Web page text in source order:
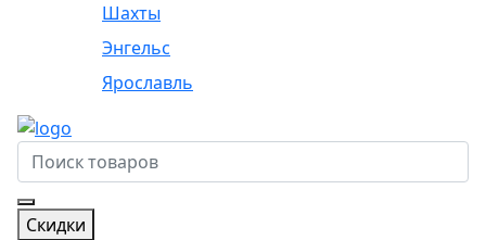
Шахты
Энгельс
Ярославль
Скидки